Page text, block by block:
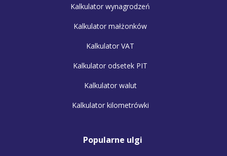
Kalkulator wynagrodzeń
Kalkulator małżonków
Kalkulator VAT
Kalkulator odsetek PIT
Kalkulator walut
Kalkulator kilometrówki
Popularne ulgi